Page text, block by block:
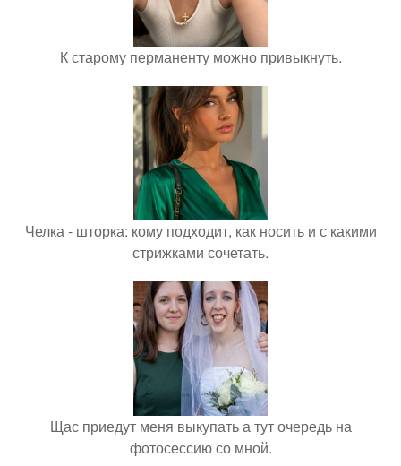
К старому перманенту можно привыкнуть.
Челка - шторка: кому подходит, как носить и с какими
стрижками сочетать.
Щас приедут меня выкупать а тут очередь на
фотосессию со мной.